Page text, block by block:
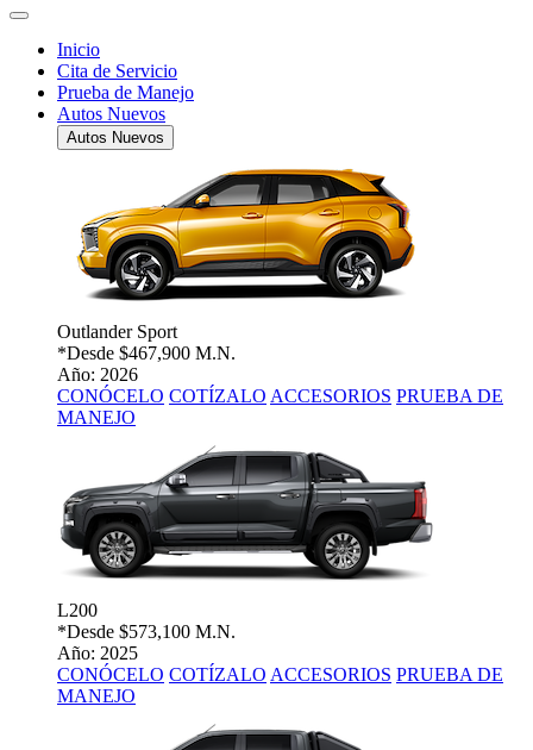
Inicio
Cita de Servicio
Prueba de Manejo
Autos Nuevos
Autos Nuevos
Outlander Sport
*Desde $467,900 M.N.
Año: 2026
CONÓCELO COTÍZALO ACCESORIOS PRUEBA DE
MANEJO
L200
*Desde $573,100 M.N.
Año: 2025
CONÓCELO COTÍZALO ACCESORIOS PRUEBA DE
MANEJO